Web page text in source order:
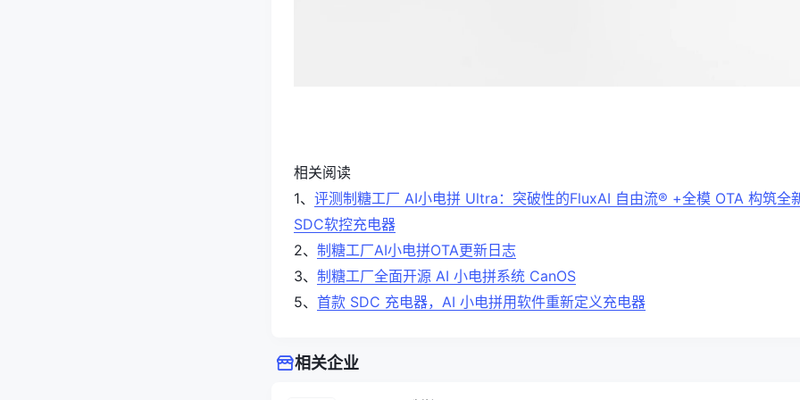
相关阅读
1、 评测制糖工厂 AI小电拼 Ultra：突破性的FluxAI 自由流® +全模 OTA 构筑全
SDC软控充电器
2、 制糖工厂AI小电拼OTA更新日志
3、 制糖工厂全面开源 AI 小电拼系统 CanOS
5、 首款 SDC 充电器，AI 小电拼用软件重新定义充电器
相关企业